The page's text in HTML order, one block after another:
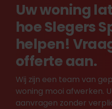
Uw woning
hoe Slegers
helpen!
offerte aan.
Wij zijn een team van
woning mooi afwerken.
aanvragen zonder